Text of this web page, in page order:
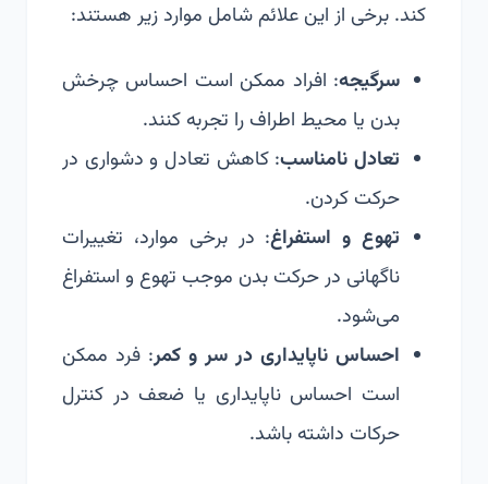
کند. برخی از این علائم شامل موارد زیر هستند:
سرگیجه: افراد ممکن است احساس چرخش
بدن یا محیط اطراف را تجربه کنند.
تعادل نامناسب: کاهش تعادل و دشواری در
حرکت کردن.
تهوع و استفراغ: در برخی موارد، تغییرات
ناگهانی در حرکت بدن موجب تهوع و استفراغ
می‌شود.
احساس ناپایداری در سر و کمر: فرد ممکن
است احساس ناپایداری یا ضعف در کنترل
حرکات داشته باشد.